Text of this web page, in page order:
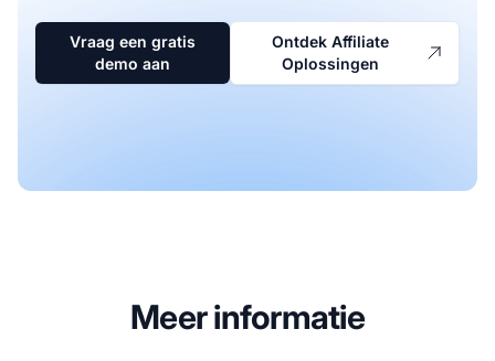
Vraag een gratis
demo aan
Ontdek Affiliate
Oplossingen
Meer informatie